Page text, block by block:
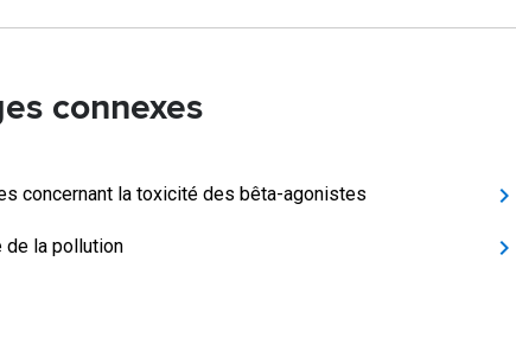
connexes
concernant la toxicité des bêta-agonistes
de la pollution